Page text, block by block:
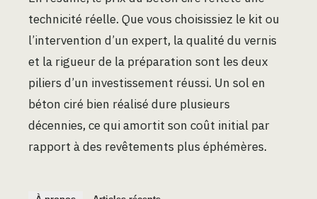
technicité réelle. Que vous choisissiez le kit ou
l’intervention d’un expert, la qualité du vernis
et la rigueur de la préparation sont les deux
piliers d’un investissement réussi. Un sol en
béton ciré bien réalisé dure plusieurs
décennies, ce qui amortit son coût initial par
rapport à des revêtements plus éphémères.